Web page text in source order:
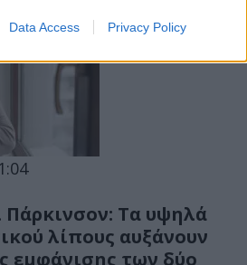
Data Access Privacy Policy
Πάρκινσον: Τα υψηλά
λίπους αυξάνουν
εμφάνισης των δύο